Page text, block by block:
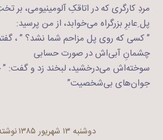
مردِ کارگری که در اتاقکِ آلومینیومی، بر
پل ِعابرِ بزرگراه می‌خوابد، از من پرسید:
” کسی که روی پل مزاحم شما نشد؟ ” ،
چشمانِ آبی‌اش در صورت حسابی
سوخته‌اش می‌درخشید، لبخند زد و گفت:
جوان‌ها‌ی بی‌شخصیت”
دوشنبه ۱۳ شهریور ۱۳۸۵